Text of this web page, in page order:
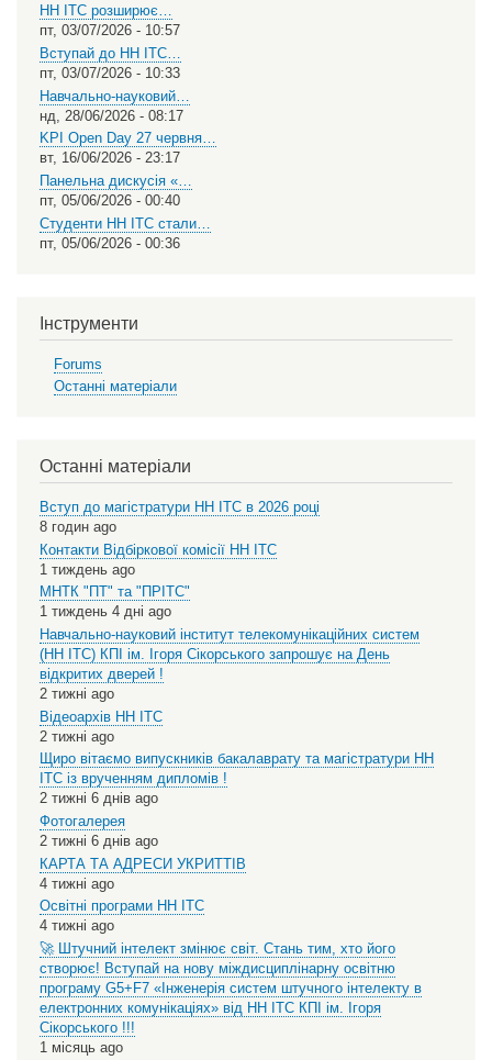
НН ІТС розширює…
пт, 03/07/2026 - 10:57
Вступай до НН ІТС…
пт, 03/07/2026 - 10:33
Навчально-науковий…
нд, 28/06/2026 - 08:17
KPI Open Day 27 червня…
вт, 16/06/2026 - 23:17
Панельна дискусія «…
пт, 05/06/2026 - 00:40
Студенти НН ІТС стали…
пт, 05/06/2026 - 00:36
Інструменти
Forums
Останні матеріали
Останні матеріали
Вступ до магістратури НН ІТС в 2026 році
8 годин ago
Контакти Відбіркової комісії НН ІТС
1 тиждень ago
МНТК "ПТ" та "ПРІТС"
1 тиждень 4 дні ago
Навчально-науковий інститут телекомунікаційних систем
(НН ІТС) КПІ ім. Ігоря Сікорського запрошує на День
відкритих дверей !
2 тижні ago
Відеоархів НН ІТС
2 тижні ago
Щиро вітаємо випускників бакалаврату та магістратури НН
ІТС із врученням дипломів !
2 тижні 6 днів ago
Фотогалерея
2 тижні 6 днів ago
КАРТА ТА АДРЕСИ УКРИТТІВ
4 тижні ago
Освітні програми НН ІТС
4 тижні ago
🚀 Штучний інтелект змінює світ. Стань тим, хто його
створює! Вступай на нову міждисциплінарну освітню
програму G5+F7 «Інженерія систем штучного інтелекту в
електронних комунікаціях» від НН ІТС КПІ ім. Ігоря
Сікорського !!!
1 місяць ago